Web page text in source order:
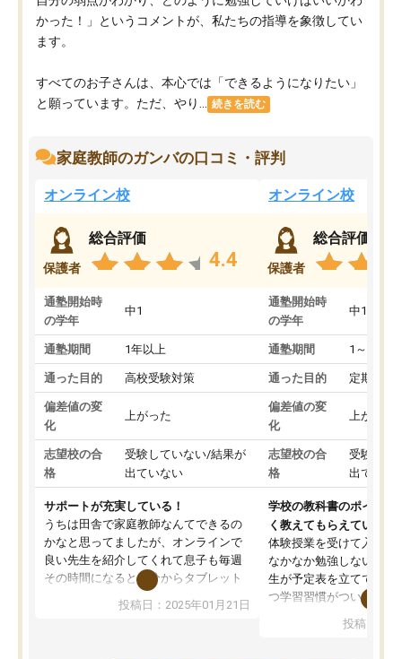
かった！」というコメントが、私たちの指導を象徴してい
ます。
すべてのお子さんは、本心では「できるようになりたい」
と願っています。ただ、やり...
続きを読む
家庭教師のガンバの口コミ・評判
オンライン校
保護者
総合評価
4.4
通塾開始時
の学年
中1
通塾期間 1年以上
通った目的 高校受験対策
偏差値の変
化
上がった
志望校の合
格
受験していない/結果が
出ていない
サポートが充実している！
うちは田舎で家庭教師なんてできるの
かなと思ってましたが、オンラインで
良い先生を紹介してくれて息子も毎週
その時間になると自分からタブレット
を開いてzoomを繋げるようになりまし
た！5科目なんでもOKなのもとても気
投稿日：2025年01月21日
オンライン校
保護者
総合評価
通塾開始時
の学年
中1
通塾期間 1～3ヵ月
通った目的 定期テス
偏差値の変
化
上がった
志望校の合
格
受験して
出ていな
学校の教科書のポイント
く教えてもらえている
体験授業を受けて入塾し
なかなか勉強しない息子
生が予定表を立ててくれ
つ学習習慣がついてきま
指導が無い日も予定表
投稿日：